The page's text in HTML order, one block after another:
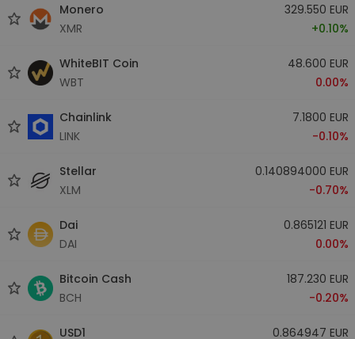
Monero
XMR
329.550 EUR
+0.10%
WhiteBIT Coin
WBT
48.600 EUR
0.00%
Chainlink
LINK
7.1800 EUR
-0.10%
Stellar
XLM
0.140894000 EUR
-0.70%
Dai
DAI
0.865121 EUR
0.00%
Bitcoin Cash
BCH
187.230 EUR
-0.20%
USD1
0.864947 EUR